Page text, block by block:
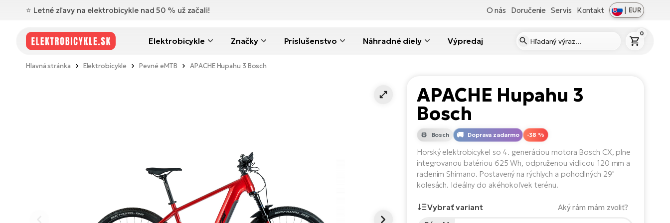
⭐️ Letné zľavy na elektrobicykle nad 50 % už začali! O nás Doručenie Servis Kontakt | EUR
Elektrobicykle Značky Príslušenstvo Náhradné diely Výpredaj
0
Hlavná stránka Elektrobicykle Pevné eMTB APACHE Hupahu 3 Bosch
APACHE Hupahu 3
Bosch
-38 %
Bosch Doprava zadarmo
Horský elektrobicykel so 4. generáciou motora Bosch CX, plne
integrovanou batériou 625 Wh, odpruženou vidlicou 120 mm a
radením Shimano. Postavený na rýchlych a pohodlných 29"
kolesách. Ideálny do akéhokoľvek terénu.
Vybrať variant Aký rám mám zvoliť?